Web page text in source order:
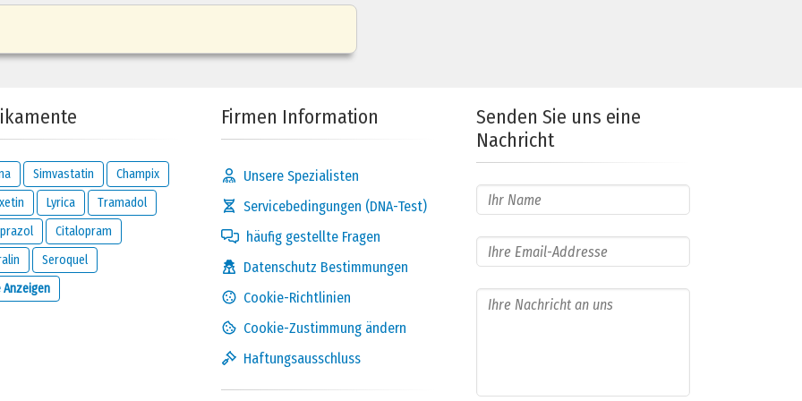
ja,
Simvastatin
Champix
Lyrica
Tramadol
Citalopram
Seroquel
Anzeigen
Firmen Information
Unsere Spezialisten
Servicebedingungen (DNA-Test)
häufig gestellte Fragen
Datenschutz Bestimmungen
Cookie-Richtlinien
Cookie-Zustimmung ändern
Haftungsausschluss
Senden Sie uns eine
Nachricht